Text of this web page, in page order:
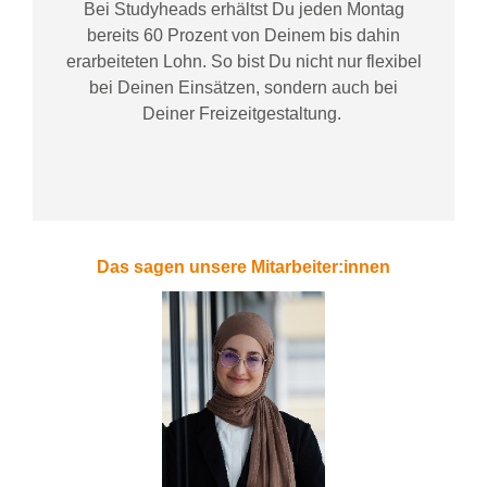
Bei Studyheadserhältst Du jeden Montag
bereits 60 Prozent von Deinem bis dahin
erarbeiteten Lohn. So bist Du nicht nur flexibel
bei Deinen Einsätzen, sondern auch bei
DeinerFreizeitgestaltung.
Das sagen unsere Mitarbeiter:innen